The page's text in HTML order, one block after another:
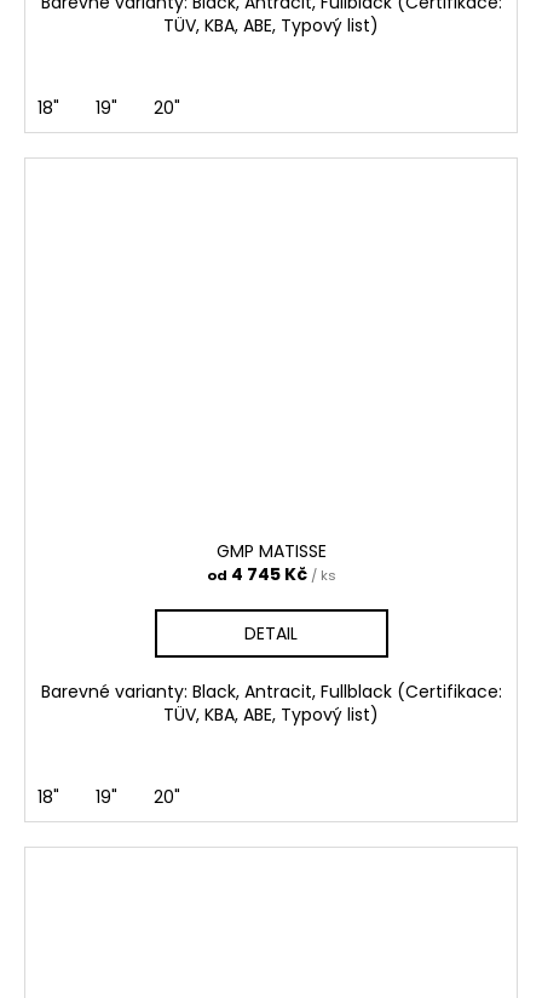
TÜV, KBA, ABE, Typový list)
18" 19" 20"
GMP MATISSE
od 4 745 Kč / ks
DETAIL
Barevné varianty: Black, Antracit, Fullblack (Certifikace:
TÜV, KBA, ABE, Typový list)
18" 19" 20"